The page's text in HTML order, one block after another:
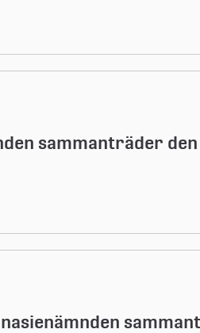
sammanträder